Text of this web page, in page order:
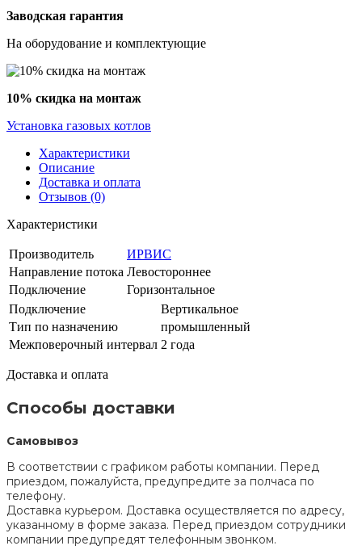
Заводская гарантия
На оборудование и комплектующие
10% скидка на монтаж
Установка газовых котлов
Характеристики
Описание
Доставка и оплата
Отзывов (0)
Характеристики
Производитель
ИРВИС
Направление потока Левостороннее
Подключение
Горизонтальное
Подключение
Вертикальное
Тип по назначению
промышленный
Межповерочный интервал 2 года
Доставка и оплата
Способы доставки
Самовывоз
В соответствии с графиком работы компании. Перед
приездом, пожалуйста, предупредите за полчаса по
телефону.
Доставка курьером. Доставка осуществляется по адресу,
указанному в форме заказа. Перед приездом сотрудники
компании предупредят телефонным звонком.